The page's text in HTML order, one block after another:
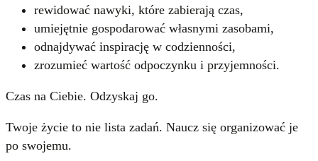
rewidować nawyki, które zabierają czas,
umiejętnie gospodarować własnymi zasobami,
odnajdywać inspirację w codzienności,
zrozumieć wartość odpoczynku i przyjemności.
Czas na Ciebie. Odzyskaj go.
Twoje życie to nie lista zadań. Naucz się organizować je
po swojemu.